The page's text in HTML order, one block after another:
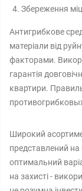
Збереження
Антигрибкове
матеріали від
факторами.
гарантія
квартири.
Широкий
представлений на
оптимальний
на захисті -